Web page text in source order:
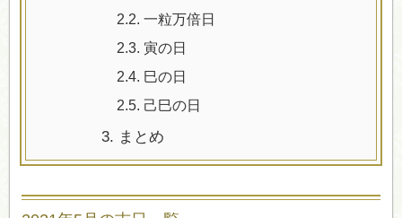
2.2. 一粒万倍日
2.3. 寅の日
2.4. 巳の日
2.5. 己巳の日
3. まとめ